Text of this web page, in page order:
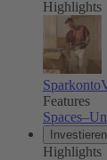
Highlights
Sparkonto
Features
Investieren
Highlights